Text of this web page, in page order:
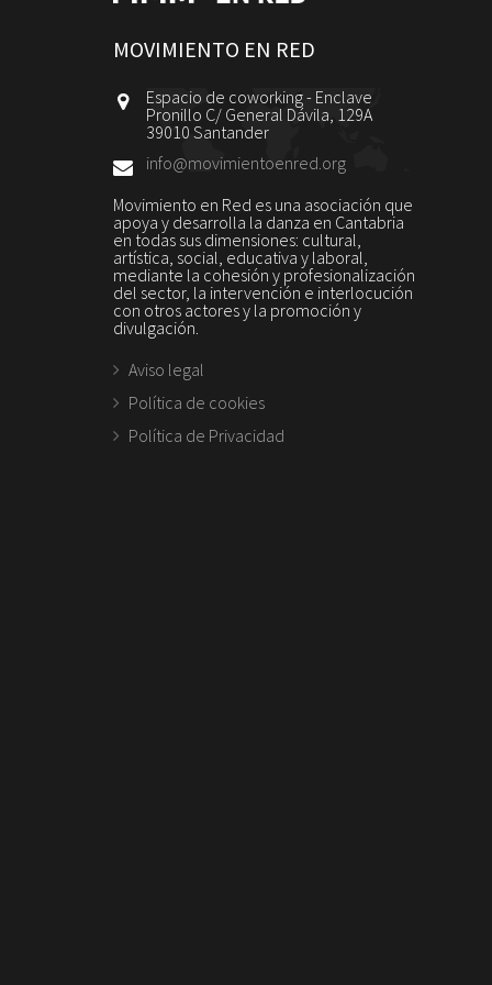
MOVIMIENTO EN RED
Espacio de coworking - Enclave
Pronillo C/ General Dávila, 129A
39010 Santander
info@movimientoenred.org
Movimiento en Red es una asociación que
apoya y desarrolla la danza en Cantabria
en todas sus dimensiones: cultural,
artística, social, educativa y laboral,
mediante la cohesión y profesionalización
del sector, la intervención e interlocución
con otros actores y la promoción y
divulgación.
Aviso legal
Política de cookies
Política de Privacidad